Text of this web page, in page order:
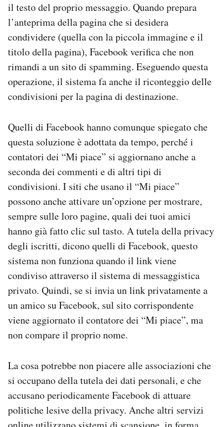
il testo del proprio messaggio. Quando prepara
l’anteprima della pagina che si desidera
condividere (quella con la piccola immagine e il
titolo della pagina), Facebook verifica che non
rimandi a un sito di spamming. Eseguendo questa
operazione, il sistema fa anche il riconteggio delle
condivisioni per la pagina di destinazione.
Quelli di Facebook hanno comunque spiegato che
questa soluzione è adottata da tempo, perché i
contatori dei “Mi piace” si aggiornano anche a
seconda dei commenti e di altri tipi di
condivisioni. I siti che usano il “Mi piace”
possono anche attivare un’opzione per mostrare,
sempre sulle loro pagine, quali dei tuoi amici
hanno già fatto clic sul tasto. A tutela della privacy
degli iscritti, dicono quelli di Facebook, questo
sistema non funziona quando il link viene
condiviso attraverso il sistema di messaggistica
privato. Quindi, se si invia un link privatamente a
un amico su Facebook, sul sito corrispondente
viene aggiornato il contatore dei “Mi piace”, ma
non compare il proprio nome.
La cosa potrebbe non piacere alle associazioni che
si occupano della tutela dei dati personali, e che
accusano periodicamente Facebook di attuare
politiche lesive della privacy. Anche altri servizi